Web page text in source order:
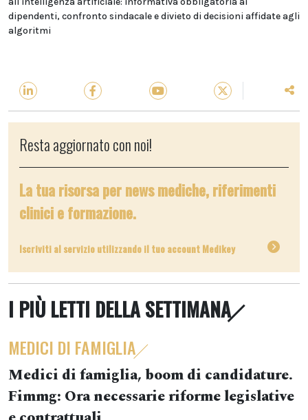
dipendenti, confronto sindacale e divieto di decisioni affidate agli
algoritmi
Resta aggiornato con noi!
La tua risorsa per news mediche, riferimenti
clinici e formazione.
Iscriviti al servizio utilizzando il tuo account Medikey
I PIÙ LETTI DELLA SETTIMANA
MEDICI DI FAMIGLIA
Medici di famiglia, boom di candidature.
Fimmg: Ora necessarie riforme legislative